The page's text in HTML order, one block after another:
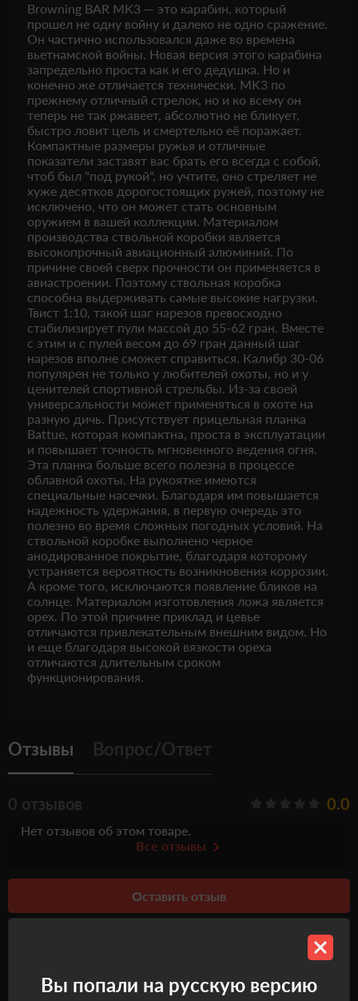
Browning BAR MK3 — это карабин, который
прошел не одну войну и далеко не одно сражение.
Он частично использовался даже во времена
вьетнамской войны. Новая версия этого карабина
запредельно проста как и его дедушка. Но и
конечно же отличается технически. MK3 по
прежнему отличный стрелок, но и ко всему он
теперь не так ржавеет, абсолютно не бликует,
быстро ловит цель и смертельно её поражает.
Компактные размеры ружья и отличные
показатели заставят вас брать его всегда с собой,
чтоб был "под рукой", но учтите, оно стреляет не
хуже десятков дорогостоящих ружей, поэтому не
исключено, что он может стать основным
оружием в вашей коллекции. Материалом
производства ствольной коробки является
высокопрочный авиационный алюминий. По
причине своей сверх прочности он применяется в
авиастроении. Поэтому ствольная коробка
способна выдерживать самые высокие нагрузки.
Твист 1:10, такой шаг нарезов превосходно
стабилизирует пули массой до 55-62 гран. Вместе
с этим и с пулей весом до 69 гран данный шаг
нарезов вполне сможет справиться. Калибр 30-06
популярен не только у любителей охоты, но и у
ценителей спортивной стрельбы. Из-за своей
универсальности может применяться в охоте на
разную дичь. Присутствует прицельная планка
Battue, которая компактна, проста в эксплуатации
и повышает точность мгновенного ведения огня.
Эта планка больше всего полезна в процессе
облавной охоты. На рукоятке имеются
специальные насечки. Благодаря им повышается
надежность удержания, в первую очередь это
полезно во время сложных погодных условий. На
ствольной коробке выполнено черное
анодированное покрытие, благодаря которому
устраняется вероятность возникновения коррозии.
А кроме того, исключаются появление бликов на
солнце. Материалом изготовления ложа является
орех. По этой причине приклад и цевье
отличаются привлекательным внешним видом. Но
и еще благодаря высокой вязкости ореха
отличаются длительным сроком
функционирования.
Отзывы Вопрос/Ответ
0 отзывов 0.0
Нет отзывов об этом товаре.
Все отзывы
Оставить отзыв
Рекомендуемые товары
Вы попали на русскую версию